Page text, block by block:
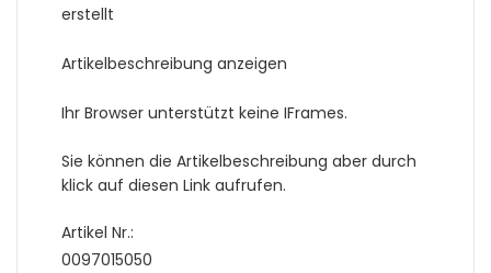
erstellt
Artikelbeschreibung anzeigen
Ihr Browser unterstützt keine IFrames.
Sie können die Artikelbeschreibung aber durch
klick auf diesen Link aufrufen.
Artikel Nr.:
0097015050